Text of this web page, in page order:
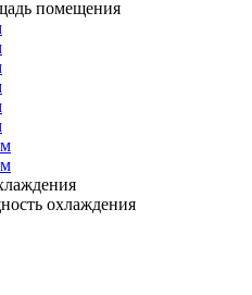
помещения
охлаждения